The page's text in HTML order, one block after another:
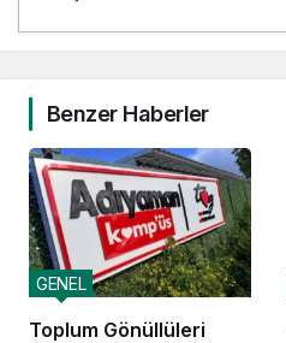
Benzer Haberler
Toplum Gönüllüleri
GENEL